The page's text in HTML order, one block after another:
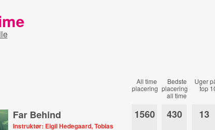
All time
placering
Bedste
placering
all time
Uger
top
Far Behind
Instruktør: Eigil Hedegaard, Tobias
1560 430 13